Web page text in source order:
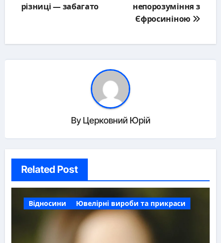
різниці — забагато
непорозуміння з
Єфросиніною
By Церковний Юрій
Related Post
Відносини Ювелірні вироби та прикраси